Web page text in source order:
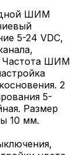
ШИМ
5-24 VDC,
Частота ШИМ
2
5-
Размер
10 мм.